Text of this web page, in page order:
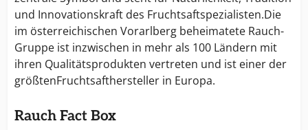
und Innovationskraft des Fruchtsaftspezialisten.Die
im österreichischen Vorarlberg beheimatete Rauch-
Gruppe ist inzwischen in mehr als 100 Ländern mit
ihren Qualitätsprodukten vertreten und ist einer der
größtenFruchtsafthersteller in Europa.
Rauch Fact Box